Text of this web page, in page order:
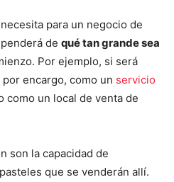
para un negocio de
de qué tan grande sea
Por ejemplo, si será
encargo, como un servicio
como un local de venta de
son la capacidad de
que se venderán allí.